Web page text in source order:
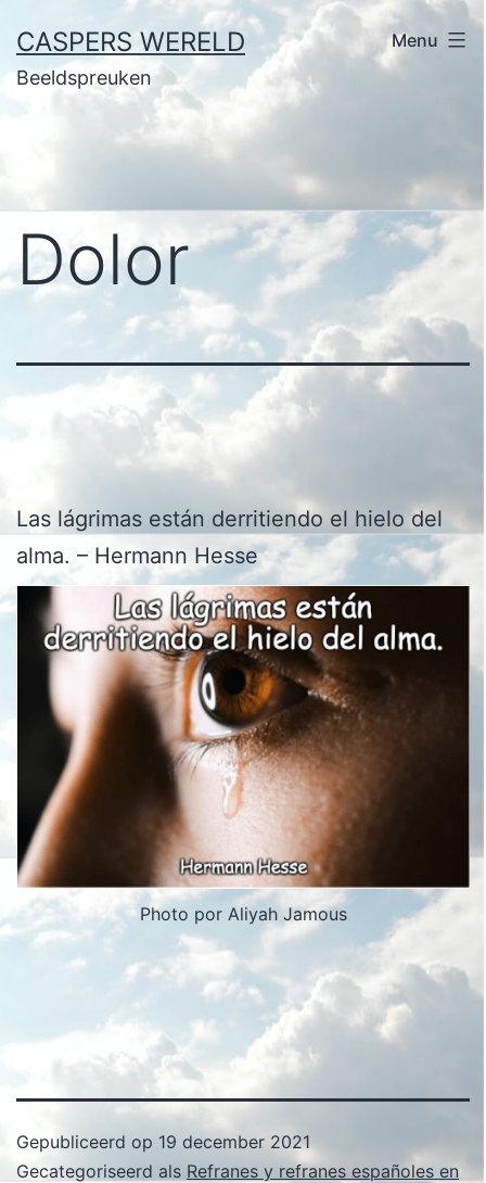
naar
de
CASPERS WERELD
Beeldspreuken
Menu
Dolor
Las lágrimas están derritiendo el hielo del
alma. – Hermann Hesse
Photo por Aliyah Jamous
Gepubliceerd op 19 december 2021
Gecategoriseerd als Refranes y refranes españoles en